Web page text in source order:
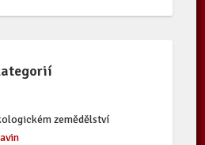
zemědělství